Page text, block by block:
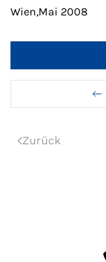
Wien,Mai 2008
Zurück